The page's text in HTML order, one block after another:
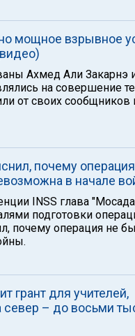
мощное взрывное
Ахмед Али Закарнэ
на совершение
от своих
почему операция
в начале
INSS глава
подготовки
почему операция не
грант для учителей,
– до восьми